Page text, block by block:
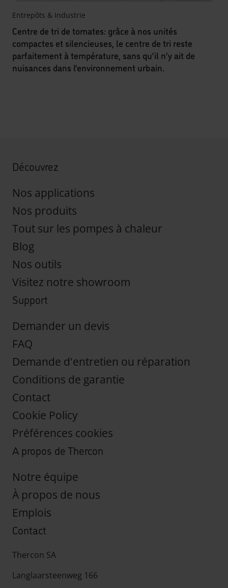
Entrepôts & Industrie
Centre de tri de tomates: grâce à nos unités
compactes et silencieuses, le centre de tri reste
parfaitement à température, sans qu’il n’y ait de
nuisances dans l’environnement urbain.
Découvrez
Nos applications
Nos produits
Tout sur les pompes à chaleur
Blog
Nos outils
Visitez notre showroom
Support
Demander un devis
FAQ
Demande d'entretien ou réparation
Conditions de garantie
Contact
Cookie Policy
Préférences cookies
A propos de Thercon
Notre équipe
À propos de nous
Emplois
Contact
Thercon SA
Langlaarsteenweg 166